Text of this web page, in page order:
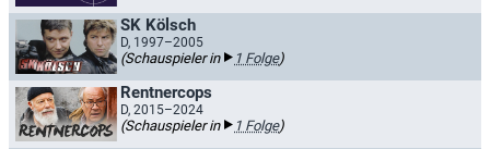
SK Kölsch
D, 1997–2005
(Schauspieler in 1 Folge)
Rentnercops
D, 2015–2024
(Schauspieler in 1 Folge)